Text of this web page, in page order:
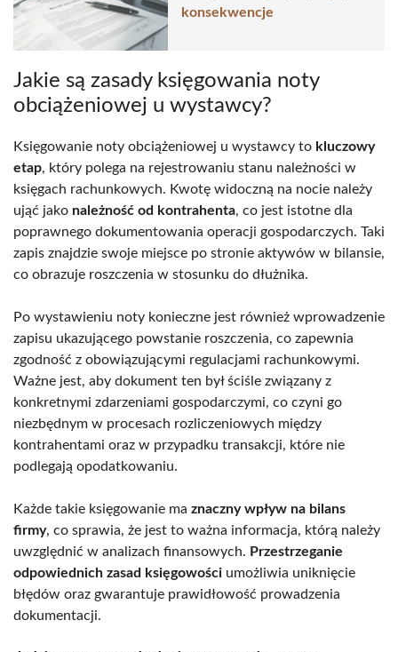
konsekwencje
Jakie są zasady księgowania noty
obciążeniowej u wystawcy?
Księgowanie noty obciążeniowej u wystawcy to kluczowy
etap, który polega na rejestrowaniu stanu należności w
księgach rachunkowych. Kwotę widoczną na nocie należy
ująć jako należność od kontrahenta, co jest istotne dla
poprawnego dokumentowania operacji gospodarczych. Taki
zapis znajdzie swoje miejsce po stronie aktywów w bilansie,
co obrazuje roszczenia w stosunku do dłużnika.
Po wystawieniu noty konieczne jest również wprowadzenie
zapisu ukazującego powstanie roszczenia, co zapewnia
zgodność z obowiązującymi regulacjami rachunkowymi.
Ważne jest, aby dokument ten był ściśle związany z
konkretnymi zdarzeniami gospodarczymi, co czyni go
niezbędnym w procesach rozliczeniowych między
kontrahentami oraz w przypadku transakcji, które nie
podlegają opodatkowaniu.
Każde takie księgowanie ma znaczny wpływ na bilans
firmy, co sprawia, że jest to ważna informacja, którą należy
uwzględnić w analizach finansowych. Przestrzeganie
odpowiednich zasad księgowości umożliwia uniknięcie
błędów oraz gwarantuje prawidłowość prowadzenia
dokumentacji.